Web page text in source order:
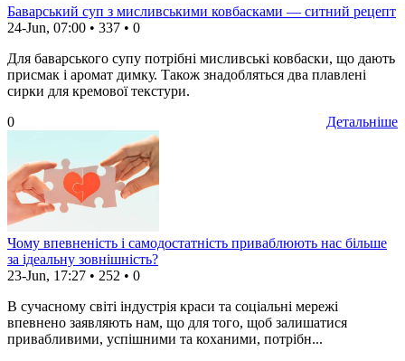
Баварський суп з мисливськими ковбасками — ситний рецепт
24-Jun, 07:00 • 337 • 0
Для баварського супу потрібні мисливські ковбаски, що дають
присмак і аромат димку. Також знадобляться два плавлені
сирки для кремової текстури.
Детальніше
0
Чому впевненість і самодостатність приваблюють нас більше
за ідеальну зовнішність?
23-Jun, 17:27 • 252 • 0
В сучасному світі індустрія краси та соціальні мережі
впевнено заявляють нам, що для того, щоб залишатися
привабливими, успішними та коханими, потрібн...